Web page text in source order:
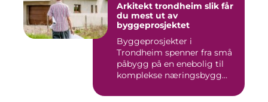
Arkitekt trondheim slik får
du mest ut av
byggeprosjektet
Byggeprosjekter i
Trondheim spenner fra små
påbygg på en enebolig til
komplekse næringsbygg